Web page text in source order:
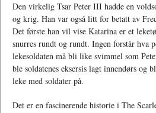
Den virkelig Tsar Peter III hadde en
og krig. Han var også litt for betatt av
Det første han vil vise Katarina er et
snurres rundt og rundt. Ingen forstår hva
lekesoldaten må bli like svimmel som
ble soldatenes eksersis lagt innendørs og
leke med soldater på.
Det er en fascinerende historie i The